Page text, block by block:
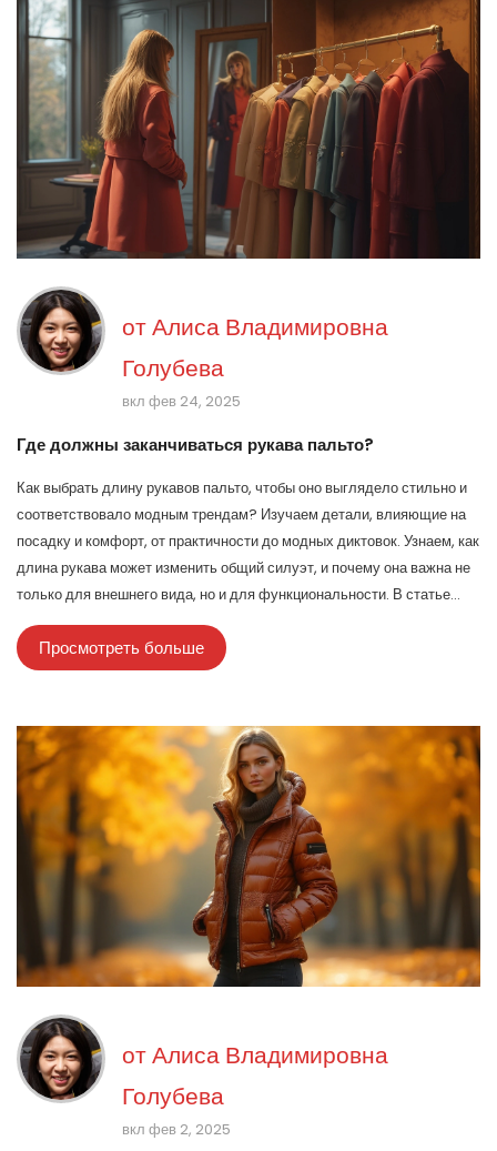
отАлиса Владимировна
Голубева
вкл фев 24, 2025
Где должны заканчиваться рукава пальто?
Как выбрать длину рукавов пальто, чтобы оно выглядело стильно и
соответствовало модным трендам? Изучаем детали, влияющие на
посадку и комфорт, от практичности до модных диктовок. Узнаем, как
длина рукава может изменить общий силуэт, и почему она важна не
только для внешнего вида, но и для функциональности. В статье
предложены советы, как не ошибиться с выбором и изменить свой
стиль к лучшему.
Просмотреть больше
отАлиса Владимировна
Голубева
вкл фев 2, 2025